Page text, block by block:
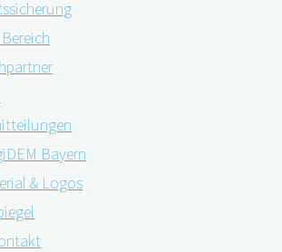
Bayern
& Logos
sind von einem Hörverlust und daraus
im Alltag betroffen. Auch das
durch einen unversorgten Hörverlust
Etliche Studien belegen inzwischen
zwischen Hörverlust und der
Demenz 1,2,3
kostenlos
Der Test untersucht das unversorgte